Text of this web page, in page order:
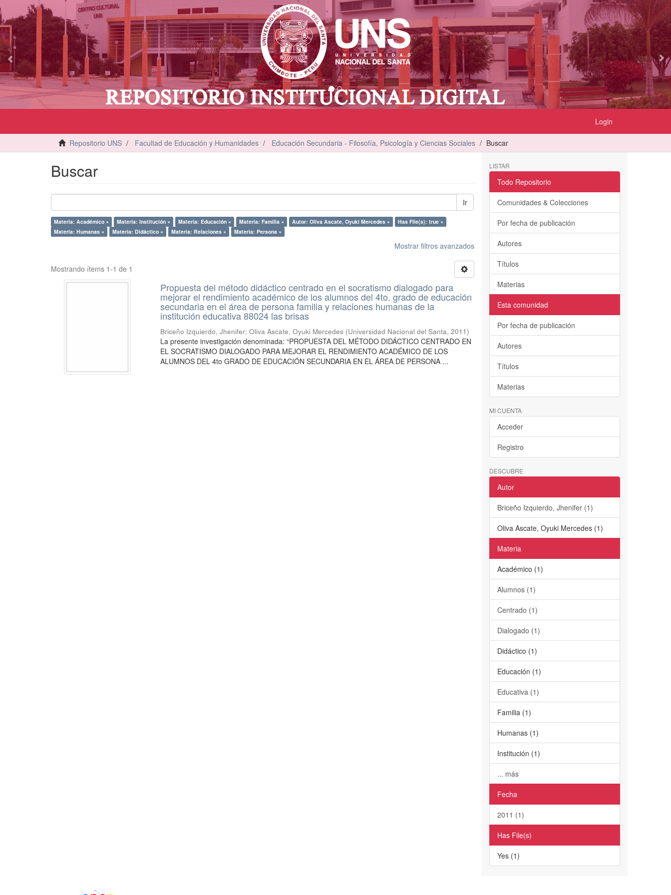
Login
Repositorio UNS Facultad de Educación y Humanidades Educación Secundaria - Filosofía, Psicología y Ciencias Sociales Buscar
Buscar
Ir
Materia: Académico × Materia: Institución × Materia: Educación × Materia: Familia × Autor: Oliva Ascate, Oyuki Mercedes ×
Has File(s): true ×
Materia: Humanas ×
Materia: Didáctico × Materia: Relaciones × Materia: Persona ×
Mostrar filtros avanzados
Mostrando ítems 1-1 de 1
Propuesta del método didáctico centrado en el socratismo dialogado para
mejorar el rendimiento académico de los alumnos del 4to. grado de educación
secundaria en el área de persona familia y relaciones humanas de la
institución educativa 88024 las brisas
Briceño Izquierdo, Jhenifer;Oliva Ascate, Oyuki Mercedes (Universidad Nacional del Santa,2011)
La presente investigación denominada: “PROPUESTA DEL MÉTODO DIDÁCTICO CENTRADO EN
EL SOCRATISMO DIALOGADO PARA MEJORAR EL RENDIMIENTO ACADÉMICO DE LOS
ALUMNOS DEL 4to GRADO DE EDUCACIÓN SECUNDARIA EN EL ÁREA DE PERSONA ...
LISTAR
Todo Repositorio
Comunidades & Colecciones
Por fecha de publicación
Autores
Títulos
Materias
Esta comunidad
Por fecha de publicación
Autores
Títulos
Materias
MI CUENTA
Acceder
Registro
DESCUBRE
Autor
Briceño Izquierdo, Jhenifer (1)
Oliva Ascate, Oyuki Mercedes (1)
Materia
Académico (1)
Alumnos (1)
Centrado (1)
Dialogado (1)
Didáctico (1)
Educación (1)
Educativa (1)
Familia (1)
Humanas (1)
Institución (1)
... más
Fecha
2011 (1)
Has File(s)
Yes (1)